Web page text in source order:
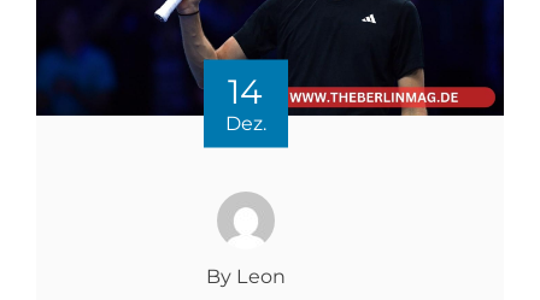
14
Dez.
By Leon